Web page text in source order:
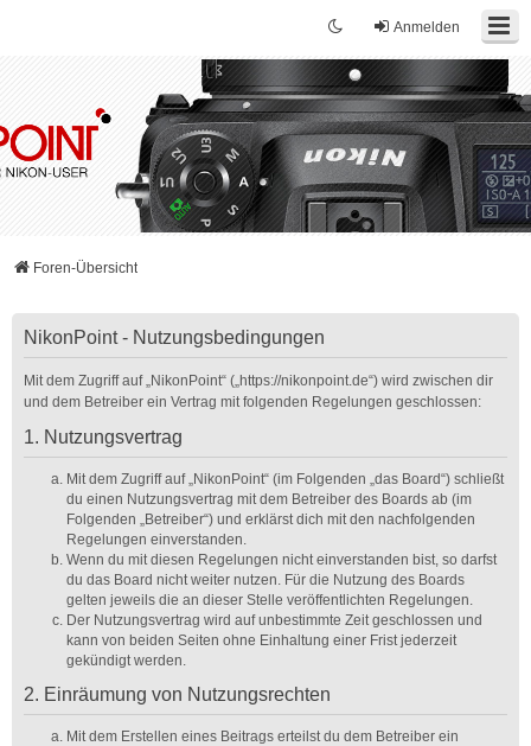
Anmelden
Foren-Übersicht
NikonPoint - Nutzungsbedingungen
Mit dem Zugriff auf „NikonPoint“ („https://nikonpoint.de“) wird zwischen dir
und dem Betreiber ein Vertrag mit folgenden Regelungen geschlossen:
1. Nutzungsvertrag
Mit dem Zugriff auf „NikonPoint“ (im Folgenden „das Board“) schließt
du einen Nutzungsvertrag mit dem Betreiber des Boards ab (im
Folgenden „Betreiber“) und erklärst dich mit den nachfolgenden
Regelungen einverstanden.
Wenn du mit diesen Regelungen nicht einverstanden bist, so darfst
du das Board nicht weiter nutzen. Für die Nutzung des Boards
gelten jeweils die an dieser Stelle veröffentlichten Regelungen.
Der Nutzungsvertrag wird auf unbestimmte Zeit geschlossen und
kann von beiden Seiten ohne Einhaltung einer Frist jederzeit
gekündigt werden.
2. Einräumung von Nutzungsrechten
Mit dem Erstellen eines Beitrags erteilst du dem Betreiber ein